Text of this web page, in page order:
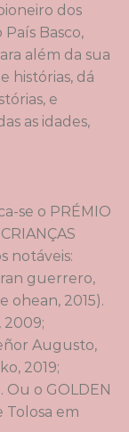
dos
Basco,
além da sua
histórias, dá
e
as idades,
se o PRÉMIO
notáveis:
guerrero,
2015).
2009;
Augusto,
2019;
Ou o GOLDEN
Tolosa em